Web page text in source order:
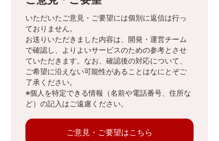
いただいたご意見・ご要望には個別に返信は行っ
ておりません。
お送りいただきました内容は、開発・運営チーム
で確認し、よりよいサービスのための参考とさせ
ていただきます。なお、確認後の対応について、
ご希望に沿えない可能性があることはなにとぞご
了承ください。
※個人を特定できる情報（名前や電話番号、住所な
ど）の記入はご遠慮ください。
ご意見・ご要望はこちら